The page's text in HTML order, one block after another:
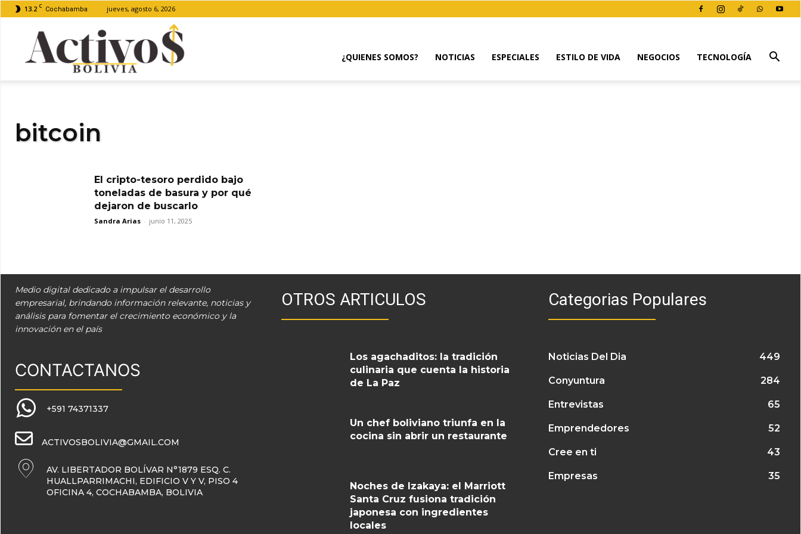
13.2 C Cochabamba jueves, agosto 6, 2026
¿QUIENES SOMOS? NOTICIAS ESPECIALES ESTILO DE VIDA NEGOCIOS TECNOLOGÍA
bitcoin
El cripto-tesoro perdido bajo
toneladas de basura y por qué
dejaron de buscarlo
Sandra Arias - junio 11, 2025
Medio digital dedicado a impulsar el desarrollo
empresarial, brindando información relevante, noticias y
análisis para fomentar el crecimiento económico y la
innovación en el país
CONTACTANOS
+591 74371337
ACTIVOSBOLIVIA@GMAIL.COM
AV. LIBERTADOR BOLÍVAR N°1879 ESQ. C.
HUALLPARRIMACHI, EDIFICIO V Y V, PISO 4
OFICINA 4, COCHABAMBA, BOLIVIA
OTROS ARTICULOS
Los agachaditos: la tradición
culinaria que cuenta la historia
de La Paz
Un chef boliviano triunfa en la
cocina sin abrir un restaurante
Noches de Izakaya: el Marriott
Santa Cruz fusiona tradición
japonesa con ingredientes
locales
Categorias Populares
Noticias Del Dia 449
Conyuntura 284
Entrevistas 65
Emprendedores 52
Cree en ti 43
Empresas 35